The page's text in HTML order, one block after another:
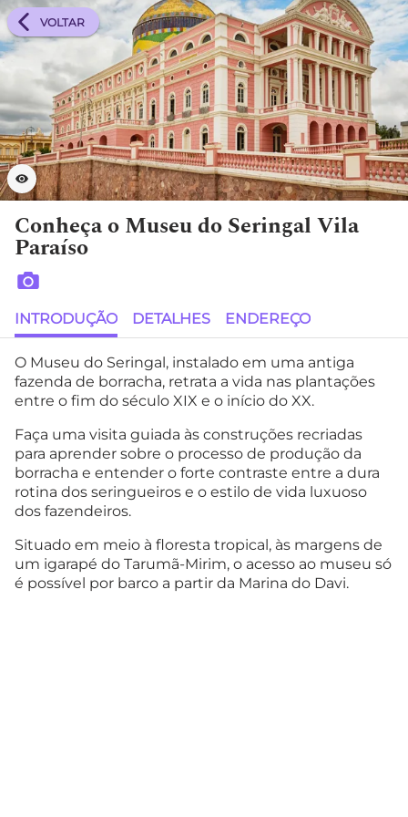
VOLTAR
Conheça o Museu do Seringal Vila
Paraíso
INTRODUÇÃO DETALHES ENDEREÇO
O Museu do Seringal, instalado em uma antiga
fazenda de borracha, retrata a vida nas plantações
entre o fim do século XIX e o início do XX.
Faça uma visita guiada às construções recriadas
para aprender sobre o processo de produção da
borracha e entender o forte contraste entre a dura
rotina dos seringueiros e o estilo de vida luxuoso
dos fazendeiros.
Situado em meio à floresta tropical, às margens de
um igarapé do Tarumã-Mirim, o acesso ao museu só
é possível por barco a partir da Marina do Davi.